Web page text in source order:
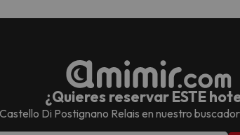
¿Quieres reservar ESTE
Castello Di Postignano Relais en nuestro